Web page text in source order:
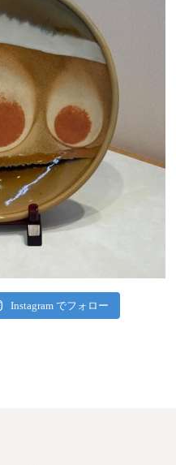
Instagram でフォロー